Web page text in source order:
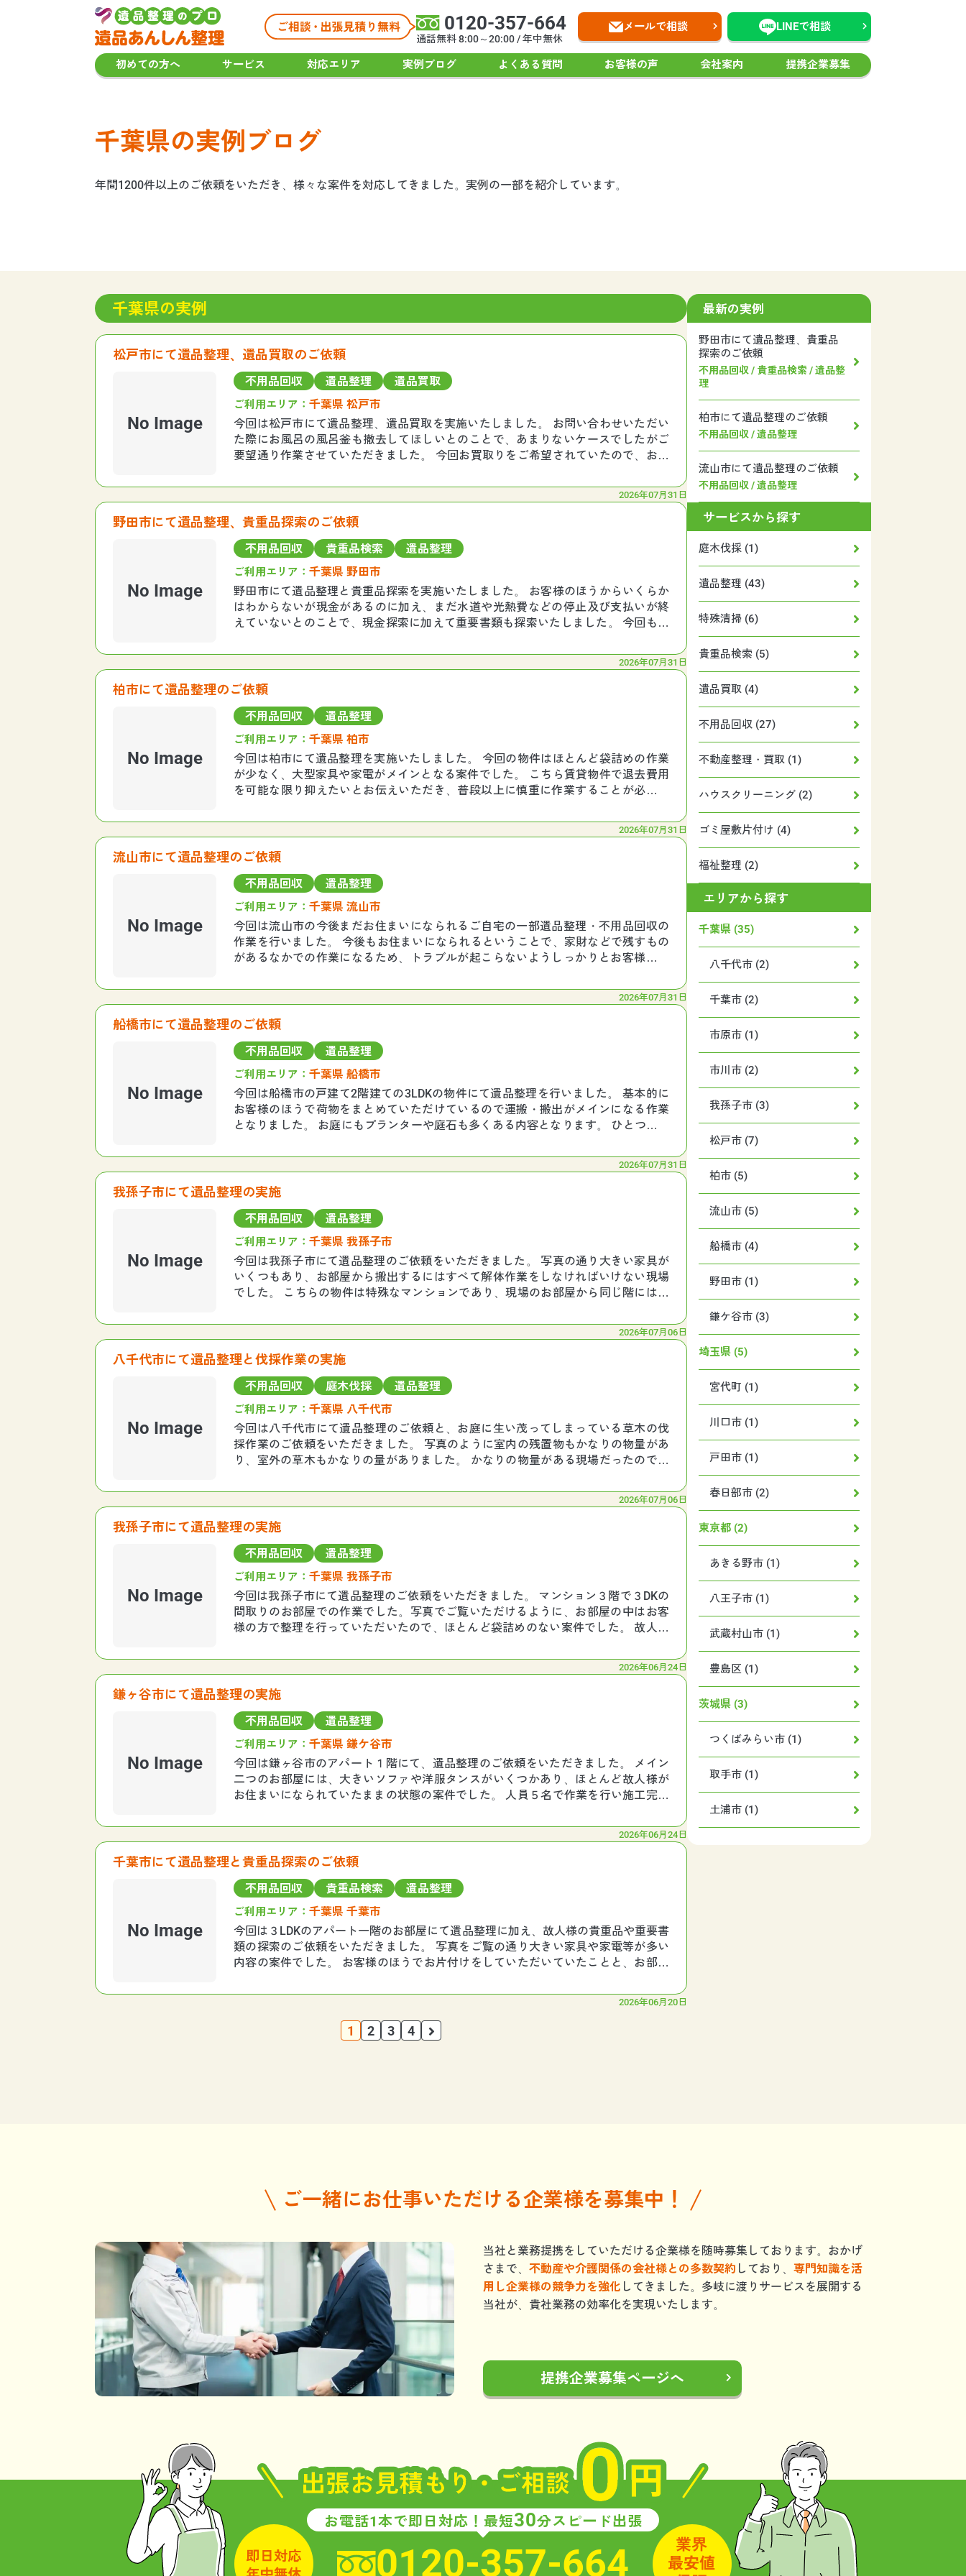
0120-357-664
通話無料 8:00～20:00 / 年中無休
メールで相談 LINEで相談
初めての方へ サービス 対応エリア 実例ブログ よくある質問 お客様の声 会社案内 提携企業募集
千葉県の実例ブログ
年間1200件以上のご依頼をいただき、様々な案件を対応してきました。実例の一部を紹介しています。
千葉県の実例
松戸市にて遺品整理、遺品買取のご依頼
No Image
不用品回収 遺品整理 遺品買取
ご利用エリア： 千葉県 松戸市
今回は松戸市にて遺品整理、遺品買取を実施いたしました。 お問い合わせいただい
た際にお風呂の風呂釜も撤去してほしいとのことで、あまりないケースでしたがご
要望通り作業させていただきました。 今回お買取りをご希望されていたので、お見
2026年07月31日
野田市にて遺品整理、貴重品探索のご依頼
No Image
不用品回収 貴重品検索 遺品整理
ご利用エリア： 千葉県 野田市
野田市にて遺品整理と貴重品探索を実施いたしました。 お客様のほうからいくらか
はわからないが現金があるのに加え、まだ水道や光熱費などの停止及び支払いが終
えていないとのことで、現金探索に加えて重要書類も探索いたしました。 今回も無
2026年07月31日
柏市にて遺品整理のご依頼
No Image
不用品回収 遺品整理
ご利用エリア： 千葉県 柏市
今回は柏市にて遺品整理を実施いたしました。 今回の物件はほとんど袋詰めの作業
が少なく、大型家具や家電がメインとなる案件でした。 こちら賃貸物件で退去費用
を可能な限り抑えたいとお伝えいただき、普段以上に慎重に作業することが必要で
2026年07月31日
流山市にて遺品整理のご依頼
No Image
不用品回収 遺品整理
ご利用エリア： 千葉県 流山市
今回は流山市の今後まだお住まいになられるご自宅の一部遺品整理・不用品回収の
作業を行いました。 今後もお住まいになられるということで、家財などで残すもの
があるなかでの作業になるため、トラブルが起こらないようしっかりとお客様にヒ
2026年07月31日
船橋市にて遺品整理のご依頼
No Image
不用品回収 遺品整理
ご利用エリア： 千葉県 船橋市
今回は船橋市の戸建て2階建ての3LDKの物件にて遺品整理を行いました。 基本的に
お客様のほうで荷物をまとめていただけているので運搬・搬出がメインになる作業
となりました。 お庭にもプランターや庭石も多くある内容となります。 ひとつひと
2026年07月31日
我孫子市にて遺品整理の実施
No Image
不用品回収 遺品整理
ご利用エリア： 千葉県 我孫子市
今回は我孫子市にて遺品整理のご依頼をいただきました。 写真の通り大きい家具が
いくつもあり、お部屋から搬出するにはすべて解体作業をしなければいけない現場
でした。 こちらの物件は特殊なマンションであり、現場のお部屋から同じ階にはエ
2026年07月06日
八千代市にて遺品整理と伐採作業の実施
No Image
不用品回収 庭木伐採 遺品整理
ご利用エリア： 千葉県 八千代市
今回は八千代市にて遺品整理のご依頼と、お庭に生い茂ってしまっている草木の伐
採作業のご依頼をいただきました。 写真のように室内の残置物もかなりの物量があ
り、室外の草木もかなりの量がありました。 かなりの物量がある現場だったので、
2026年07月06日
我孫子市にて遺品整理の実施
No Image
不用品回収 遺品整理
ご利用エリア： 千葉県 我孫子市
今回は我孫子市にて遺品整理のご依頼をいただきました。 マンション３階で３DKの
間取りのお部屋での作業でした。写真でご覧いただけるように、お部屋の中はお客
様の方で整理を行っていただいたので、ほとんど袋詰めのない案件でした。 故人様
2026年06月24日
鎌ヶ谷市にて遺品整理の実施
No Image
不用品回収 遺品整理
ご利用エリア： 千葉県 鎌ケ谷市
今回は鎌ヶ谷市のアパート１階にて、遺品整理のご依頼をいただきました。 メイン
二つのお部屋には、大きいソファや洋服タンスがいくつかあり、ほとんど故人様が
お住まいになられていたままの状態の案件でした。 人員５名で作業を行い施工完了
2026年06月24日
千葉市にて遺品整理と貴重品探索のご依頼
No Image
不用品回収 貴重品検索 遺品整理
ご利用エリア： 千葉県 千葉市
今回は３LDKのアパート一階のお部屋にて遺品整理に加え、故人様の貴重品や重要書
類の探索のご依頼をいただきました。 写真をご覧の通り大きい家具や家電等が多い
内容の案件でした。 お客様のほうでお片付けをしていただいていたことと、お部屋
2026年06月20日
1 2 3 4
最新の実例
野田市にて遺品整理、貴重品
探索のご依頼
不用品回収 / 貴重品検索 / 遺品整
理
柏市にて遺品整理のご依頼
不用品回収 / 遺品整理
流山市にて遺品整理のご依頼
不用品回収 / 遺品整理
サービスから探す
庭木伐採 (1)
遺品整理 (43)
特殊清掃 (6)
貴重品検索 (5)
遺品買取 (4)
不用品回収 (27)
不動産整理・買取 (1)
ハウスクリーニング (2)
ゴミ屋敷片付け (4)
福祉整理 (2)
エリアから探す
千葉県 (35)
八千代市 (2)
千葉市 (2)
市原市 (1)
市川市 (2)
我孫子市 (3)
松戸市 (7)
柏市 (5)
流山市 (5)
船橋市 (4)
野田市 (1)
鎌ケ谷市 (3)
埼玉県 (5)
宮代町 (1)
川口市 (1)
戸田市 (1)
春日部市 (2)
東京都 (2)
あきる野市 (1)
八王子市 (1)
武蔵村山市 (1)
豊島区 (1)
茨城県 (3)
つくばみらい市 (1)
取手市 (1)
土浦市 (1)
ご一緒にお仕事いただける企業様を募集中！
当社と業務提携をしていただける企業様を随時募集しております。おかげ
さまで、 不動産や介護関係の会社様との多数契約 しており、 専門知識を活
用し企業様の競争力を強化 してきました。多岐に渡りサービスを展開する
当社が、貴社業務の効率化を実現いたします。
提携企業募集ページへ
お電話1本で即日対応！ 最短30分スピード出張
0120-357-664